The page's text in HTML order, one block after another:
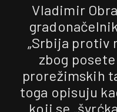
Vladimir
„Srbija protiv
zbog
prorežimskih
toga opisuju
koji se